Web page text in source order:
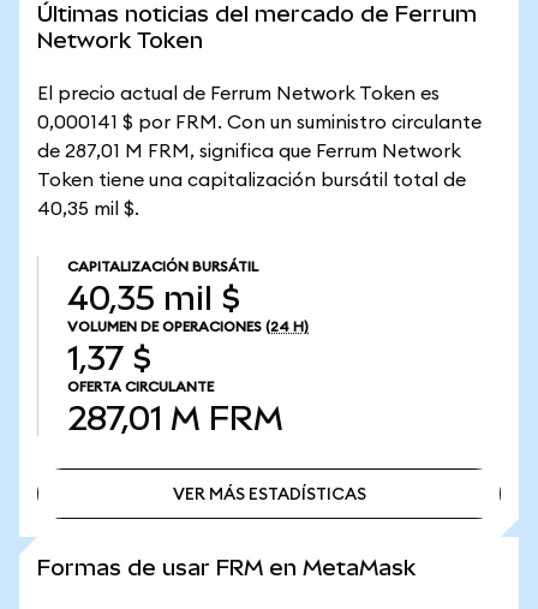
Últimas noticias del mercado de Ferrum
Network Token
El precio actual de Ferrum Network Token es
0,000141 $ por FRM. Con un suministro circulante
de 287,01 M FRM, significa que Ferrum Network
Token tiene una capitalización bursátil total de
40,35 mil $.
CAPITALIZACIÓN BURSÁTIL
40,35 mil $
VOLUMEN DE OPERACIONES (24 H)
1,37 $
OFERTA CIRCULANTE
287,01 M FRM
VER MÁS ESTADÍSTICAS
Formas de usar FRM en MetaMask